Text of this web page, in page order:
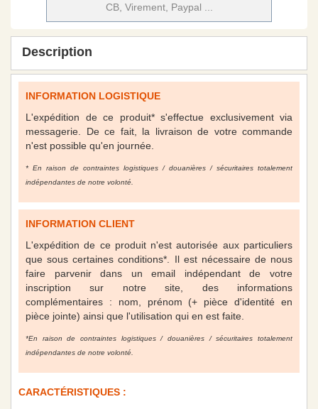
CB, Virement, Paypal ...
Description
INFORMATION LOGISTIQUE
L'expédition de ce produit* s'effectue exclusivement via
messagerie. De ce fait, la livraison de votre commande
n'est possible qu'en journée.
* En raison de contraintes logistiques / douanières / sécuritaires totalement
indépendantes de notre volonté.
INFORMATION CLIENT
L'expédition de ce produit n'est autorisée aux particuliers
que sous certaines conditions*. Il est nécessaire de nous
faire parvenir dans un email indépendant de votre
inscription sur notre site, des informations
complémentaires : nom, prénom (+ pièce d'identité en
pièce jointe) ainsi que l'utilisation qui en est faite.
*En raison de contraintes logistiques / douanières / sécuritaires totalement
indépendantes de notre volonté.
CARACTÉRISTIQUES :